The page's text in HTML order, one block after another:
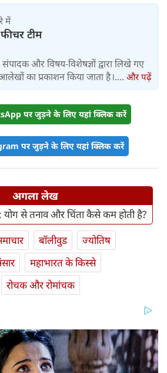
में
टीम
और विषय-विशेषज्ञों द्वारा लिखे गए
का प्रकाशन किया जाता है।.... और पढ़ें
पर जुड़ने के लिए यहां क्लिक करें
पर जुड़ने के लिए यहां क्लिक करें
अगला लेख
से तनाव और चिंता कैसे कम होती है?
बॉलीवुड
ज्योतिष
महाभारत के किस्से
रोचक और रोमांचक